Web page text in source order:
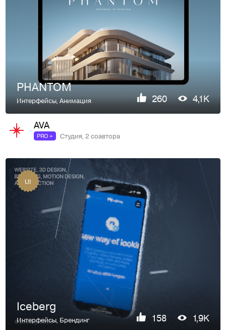
PHANTOM
Интерфейсы,Анимация 260 4,1K
AVA
PRO + Студия, 2 соавтора
UI
Iceberg
Интерфейсы, Брендинг 158 1,9K